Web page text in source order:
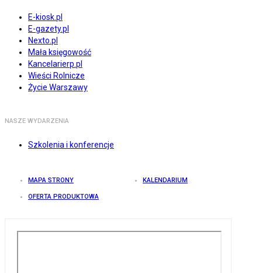
E-kiosk.pl
E-gazety.pl
Nexto.pl
Mała księgowość
Kancelarierp.pl
Wieści Rolnicze
Życie Warszawy
NASZE WYDARZENIA
Szkolenia i konferencje
MAPA STRONY KALENDARIUM
OFERTA PRODUKTOWA